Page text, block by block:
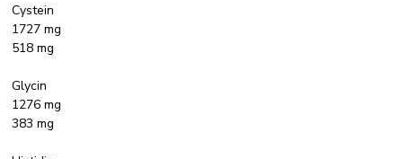
Cystein
1727 mg
518 mg
Glycin
1276 mg
383 mg